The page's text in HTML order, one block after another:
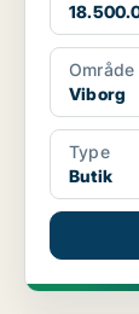
Område
Viborg
Type
Butik